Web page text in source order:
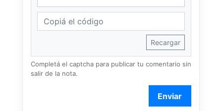
Recargar
Completá el captcha para publicar tu comentario sin
salir de la nota.
Enviar